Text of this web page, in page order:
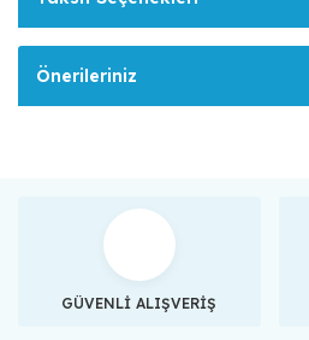
Önerileriniz
GÜVENLİ ALIŞVERİŞ